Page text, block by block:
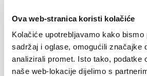
Ova web-stranica koristi kolačiće
Kolačiće upotrebljavamo kako bismo
sadržaj i oglase, omogućili značajke
analizirali promet. Isto tako, podatke
naše web-lokacije dijelimo s
Pridružite se
Osobni podaci